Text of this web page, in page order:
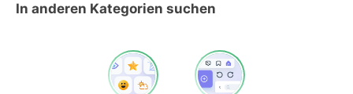
In anderen Kategorien suchen